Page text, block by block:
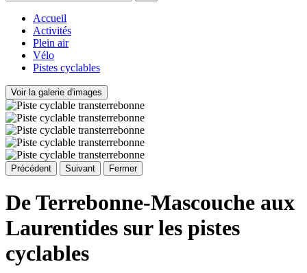
Accueil
Activités
Plein air
Vélo
Pistes cyclables
Voir la galerie d'images
Précédent Suivant Fermer
De Terrebonne-Mascouche aux
Laurentides sur les pistes
cyclables